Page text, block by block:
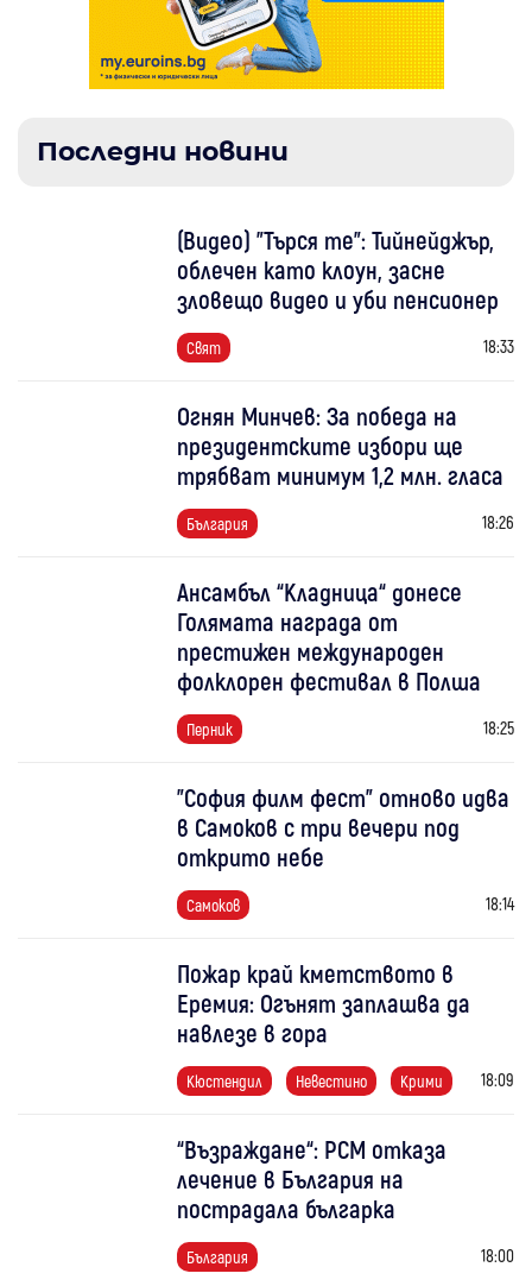
Последни новини
(Видео) "Търся те": Тийнейджър,
облечен като клоун, засне
зловещо видео и уби пенсионер
Свят 18:33
Огнян Минчев: За победа на
президентските избори ще
трябват минимум 1,2 млн. гласа
България 18:26
Ансамбъл “Кладница“ донесе
Голямата награда от
престижен международен
фолклорен фестивал в Полша
Перник 18:25
"София филм фест" отново идва
в Самоков с три вечери под
открито небе
Самоков 18:14
Пожар край кметството в
Еремия: Огънят заплашва да
навлезе в гора
Кюстендил Невестино Крими 18:09
“Възраждане“: РСМ отказа
лечение в България на
пострадала българка
България 18:00